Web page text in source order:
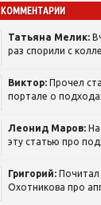
КОММЕНТАРИИ
Татьяна Мелик:
раз спорили с
Виктор: Прочел
портале о
Леонид Маров:
эту статью про
Григорий:
Охотникова про